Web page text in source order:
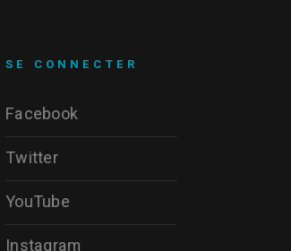
SE CONNECTER
Facebook
Twitter
YouTube
Instagram